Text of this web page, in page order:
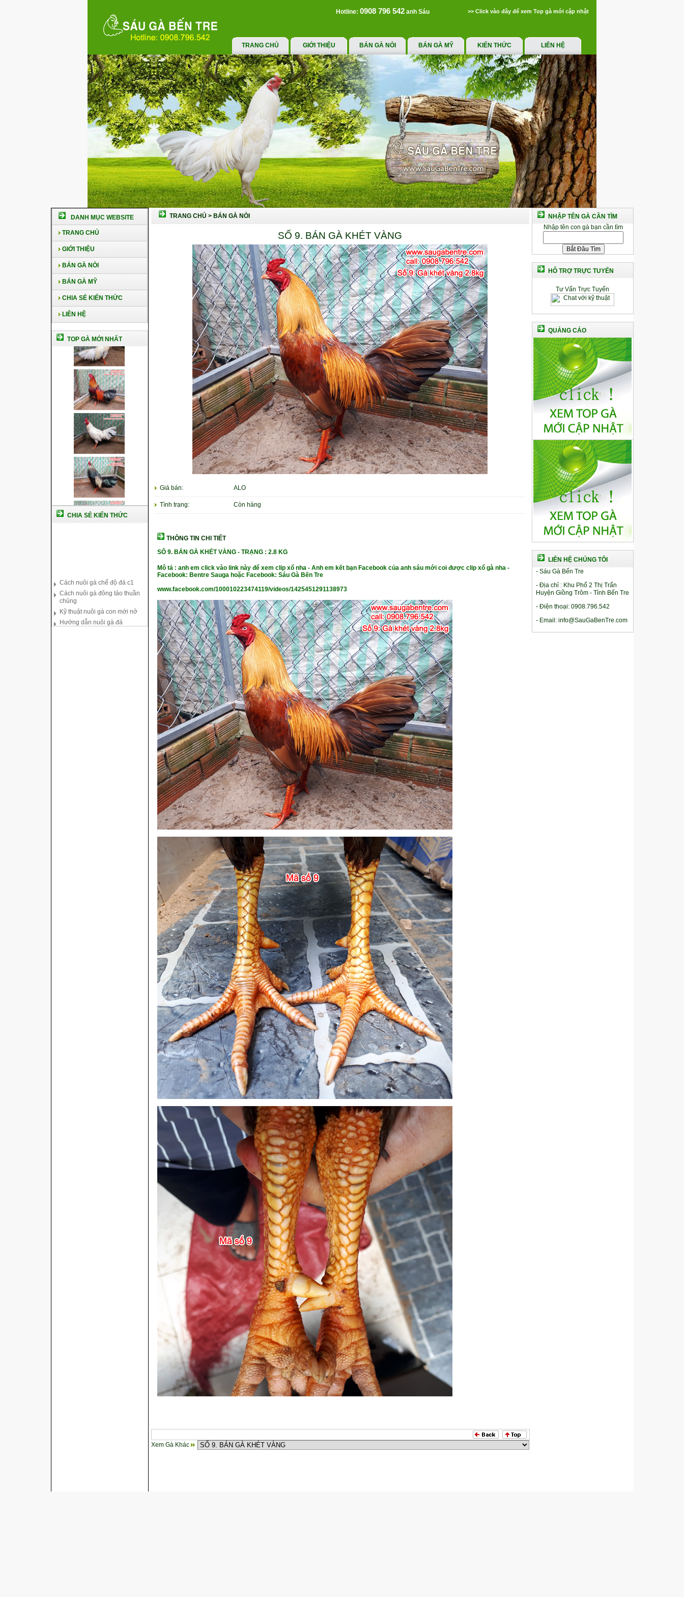
Hotline: 0908 796 542 anh Sáu >> Click vào đây để xem Top gà mới cập nhật
TRANG CHỦ GIỚI THIỆU BÁN GÀ NÒI BÁN GÀ MỸ KIẾN THỨC LIÊN HỆ
DANH MỤC WEBSITE
TRANG CHỦ
GIỚI THIỆU
BÁN GÀ NÒI
BÁN GÀ MỸ
CHIA SẺ KIẾN THỨC
LIÊN HỆ
TOP GÀ MỚI NHẤT
CHIA SẺ KIẾN THỨC
chủng
Kỹ thuật nuôi gà con mới nở
Hướng dẫn nuôi gà đá
Tại sao bạn cần biết cách nuôi
gà chọi ?
TRANG CHỦ > BÁN GÀ NÒI
SỐ 9. BÁN GÀ KHÉT VÀNG
Giá bán: ALO
Tình trạng: Còn hàng
THÔNG TIN CHI TIẾT
SỐ 9. BÁN GÀ KHÉT VÀNG - TRẠNG : 2.8 KG
Mô tả : anh em click vào link này để xem clip xổ nha - Anh em kết bạn Facebook của anh sáu mới coi được clip xổ gà nha -
Facebook: Bentre Sauga hoặc Facebook: Sáu Gà Bến Tre
www.facebook.com/100010223474119/videos/1425451291138973
Xem Gà Khác
NHẬP TÊN GÀ CẦN TÌM
Nhập tên con gà bạn cần tìm
HỖ TRỢ TRỰC TUYẾN
Tư Vấn Trực Tuyến
QUẢNG CÁO
LIÊN HỆ CHÚNG TÔI
- Sáu Gà Bến Tre
- Địa chỉ : Khu Phố 2 Thị Trấn
Huyện Giồng Trôm - Tỉnh Bến Tre
- Điện thoại: 0908.796.542
- Email: info@SauGaBenTre.com